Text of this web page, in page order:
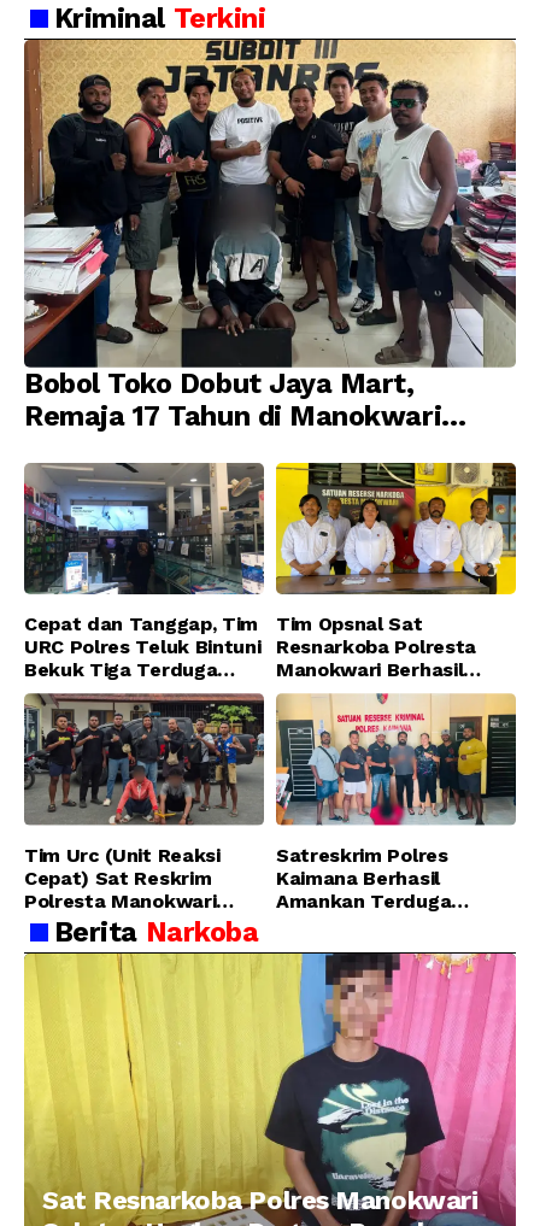
Kriminal Terkini
Bobol Toko Dobut Jaya Mart,
Remaja 17 Tahun di Manokwari
Jatanras Polda Papua Barat
Cepat dan Tanggap, Tim
URC Polres Teluk Bintuni
Bekuk Tiga Terduga
Pelaku Pencurian di SMA
Sanawesen
Tim Opsnal Sat
Resnarkoba Polresta
Manokwari Berhasil
Ungkap Kasus Tindak
Pidana Narkotika
Golongan I Jenis Shabu
di SP 4 Distrik Prafi kab.
Manokwari
Tim Urc (Unit Reaksi
Cepat) Sat Reskrim
Polresta Manokwari
Berhasil Tangkap 2
Pelaku Pengeroyokan di
Taman Ria kab.
Manokwari
Satreskrim Polres
Kaimana Berhasil
Amankan Terduga
Tajam
Berita Narkoba
Sat Resnarkoba Polres Manokwari